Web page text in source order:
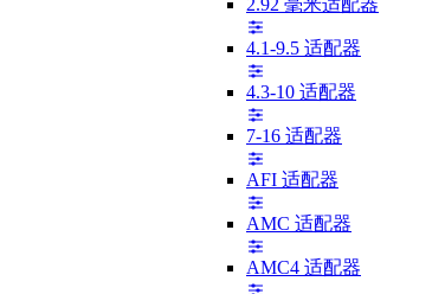
4.1-9.5 适配器
4.3-10 适配器
7-16 适配器
AFI 适配器
AMC 适配器
AMC4 适配器